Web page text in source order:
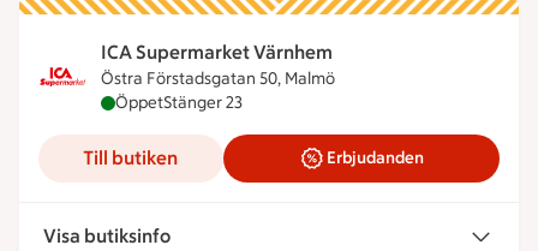
ICA Supermarket Värnhem
Östra Förstadsgatan 50, Malmö
ICA Supermarket Värnhem är öppen nu, stänger
ÖppetStänger 23
Till butiken Erbjudanden
Visa butiksinfo